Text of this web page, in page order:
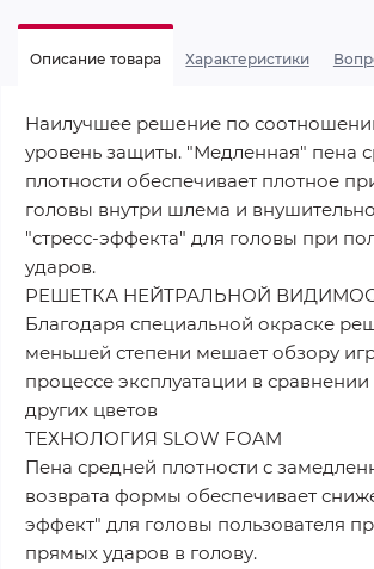
Описание товара Характеристики
Наилучшее решение по
уровень защиты. "Медленная" пена
плотности обеспечивает плотное
головы внутри шлема и
"стресс-эффекта" для головы при
ударов.
РЕШЕТКА НЕЙТРАЛЬНОЙ
Благодаря специальной окраске
меньшей степени мешает обзору
процессе эксплуатации в
других цветов
ТЕХНОЛОГИЯ SLOW FOAM
Пена средней плотности с
возврата формы обеспечивает
эффект" для головы пользователя
прямых ударов в голову.